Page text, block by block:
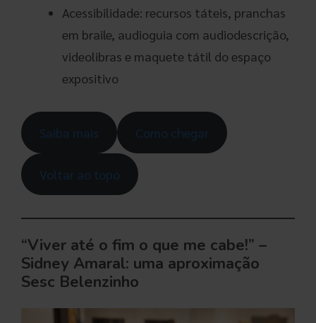
Acessibilidade: recursos táteis, pranchas
em braile, audioguia com audiodescrição,
videolibras e maquete tátil do espaço
expositivo
Saiba mais Como chegar
Voltar ao topo
“Viver até o fim o que me cabe!” –
Sidney Amaral: uma aproximação
Sesc Belenzinho